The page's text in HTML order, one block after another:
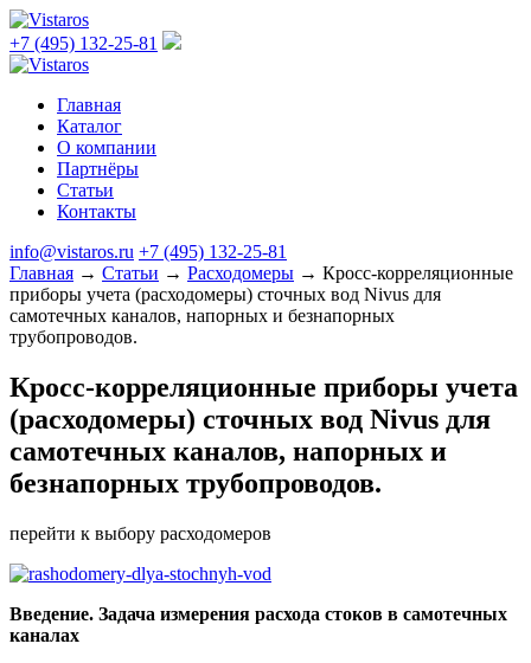
+7 (495) 132-25-81
Главная
Каталог
О компании
Партнёры
Статьи
Контакты
info@vistaros.ru +7 (495) 132-25-81
Главная → Статьи → Расходомеры → Кросс-корреляционные
приборы учета (расходомеры) сточных вод Nivus для
самотечных каналов, напорных и безнапорных
трубопроводов.
Кросс-корреляционные приборы учета
(расходомеры) сточных вод Nivus для
самотечных каналов, напорных и
безнапорных трубопроводов.
перейти к выбору расходомеров
Введение. Задача измерения расхода стоков в самотечных
каналах